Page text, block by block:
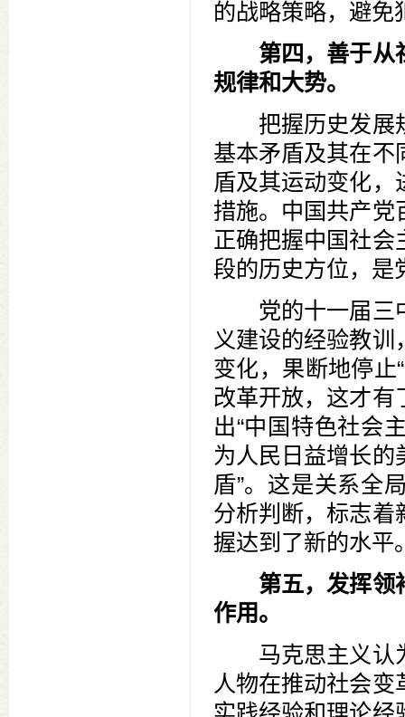
的战略策略，避免
第四，善于从
规律和大势。
把握历史发展规
基本矛盾及其在
盾及其运动变化，
措施。中国共产党
正确把握中国社会
段的历史方位，是
党的十一届三中
义建设的经验教
变化，果断地停止
改革开放，这才有
出“中国特色社会
为人民日益增长的
盾”。这是关系全
分析判断，标志着
握达到了新的水平
第五，发挥领
作用。
马克思主义认为
人物在推动社会